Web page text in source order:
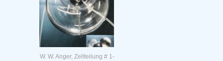
W. W. Anger, Zellteilung # 1-